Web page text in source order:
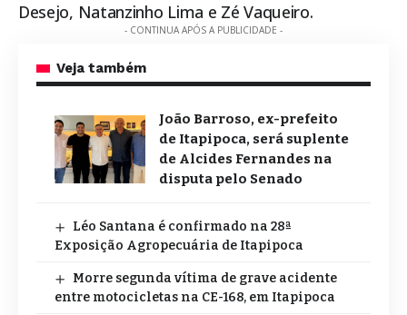
Desejo, Natanzinho Lima e Zé Vaqueiro.
- CONTINUA APÓS A PUBLICIDADE -
Veja também
João Barroso, ex-prefeito
de Itapipoca, será suplente
de Alcides Fernandes na
disputa pelo Senado
Léo Santana é confirmado na 28ª
Exposição Agropecuária de Itapipoca
Morre segunda vítima de grave acidente
entre motocicletas na CE-168, em Itapipoca